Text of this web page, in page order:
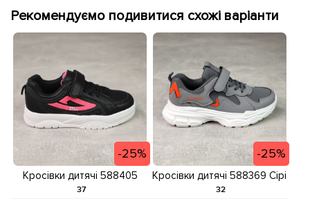
Рекомендуємо подивитися схожі варіанти
-25%
Кросівки дитячі 588405
Чорно-білі розпродаж
37
-25%
Кросівки дитячі 588369 Сірі
розпродаж
32